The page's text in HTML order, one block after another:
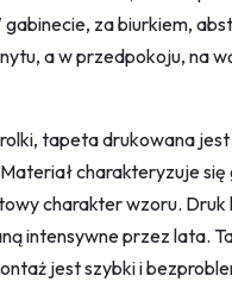
za biurkiem,
a w przedpokoju, na
tapeta drukowana
charakteryzuje
charakter wzoru.
intensywne przez lata.
jest szybki i